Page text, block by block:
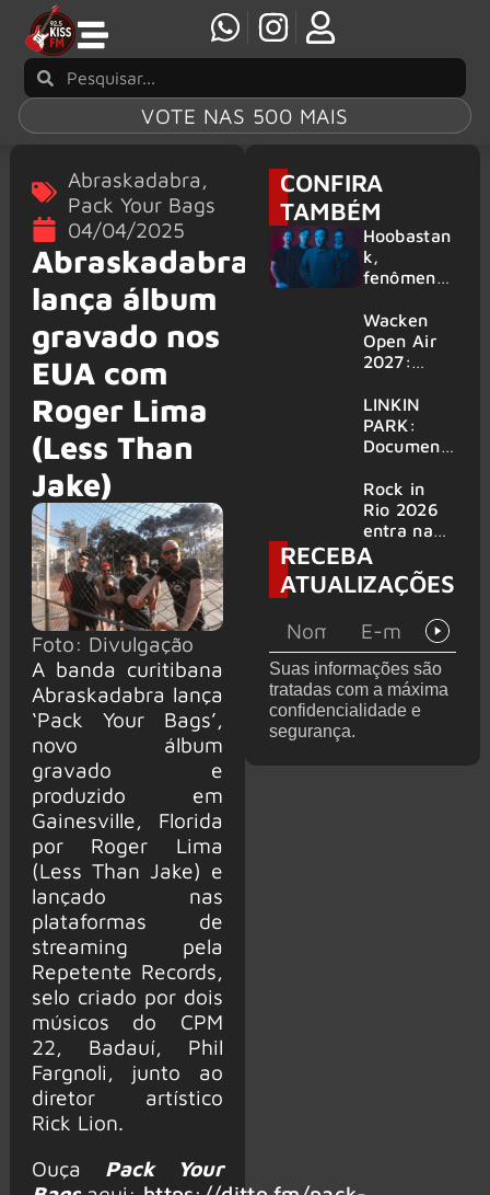
VOTE NAS 500 MAIS
Abraskadabra,
Pack Your Bags
04/04/2025
Abraskadabra
lança álbum
gravado nos
EUA com
Roger Lima
(Less Than
Jake)
Foto: Divulgação
A banda curitibana
Abraskadabra lança
‘Pack Your Bags’,
novo álbum
gravado e
produzido em
Gainesville, Florida
por Roger Lima
(Less Than Jake) e
lançado nas
plataformas de
streaming pela
Repetente Records,
selo criado por dois
músicos do CPM
22, Badauí, Phil
Fargnoli, junto ao
diretor artístico
Rick Lion.
Ouça Pack Your
CONFIRA
TAMBÉM
Hoobastan
k,
fenômeno
rock anos
2000,
volta ao
6 shows
Wacken
Open Air
2027:
amplia
line-up e
já
mais de 50
bandas
LINKIN
PARK:
Document
‘Unshatter’
e álbum ao
vivo são
anunciados
Rock in
Rio 2026
entra na
reta final
com
Cidade do
montagem
acelerada
e line-up
completo
confirmad
RECEBA
ATUALIZAÇÕES
Suas informações são
tratadas com a máxima
confidencialidade e
segurança.